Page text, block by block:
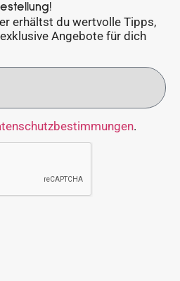
erhältst du wertvolle Tipps,
Angebote für dich
.